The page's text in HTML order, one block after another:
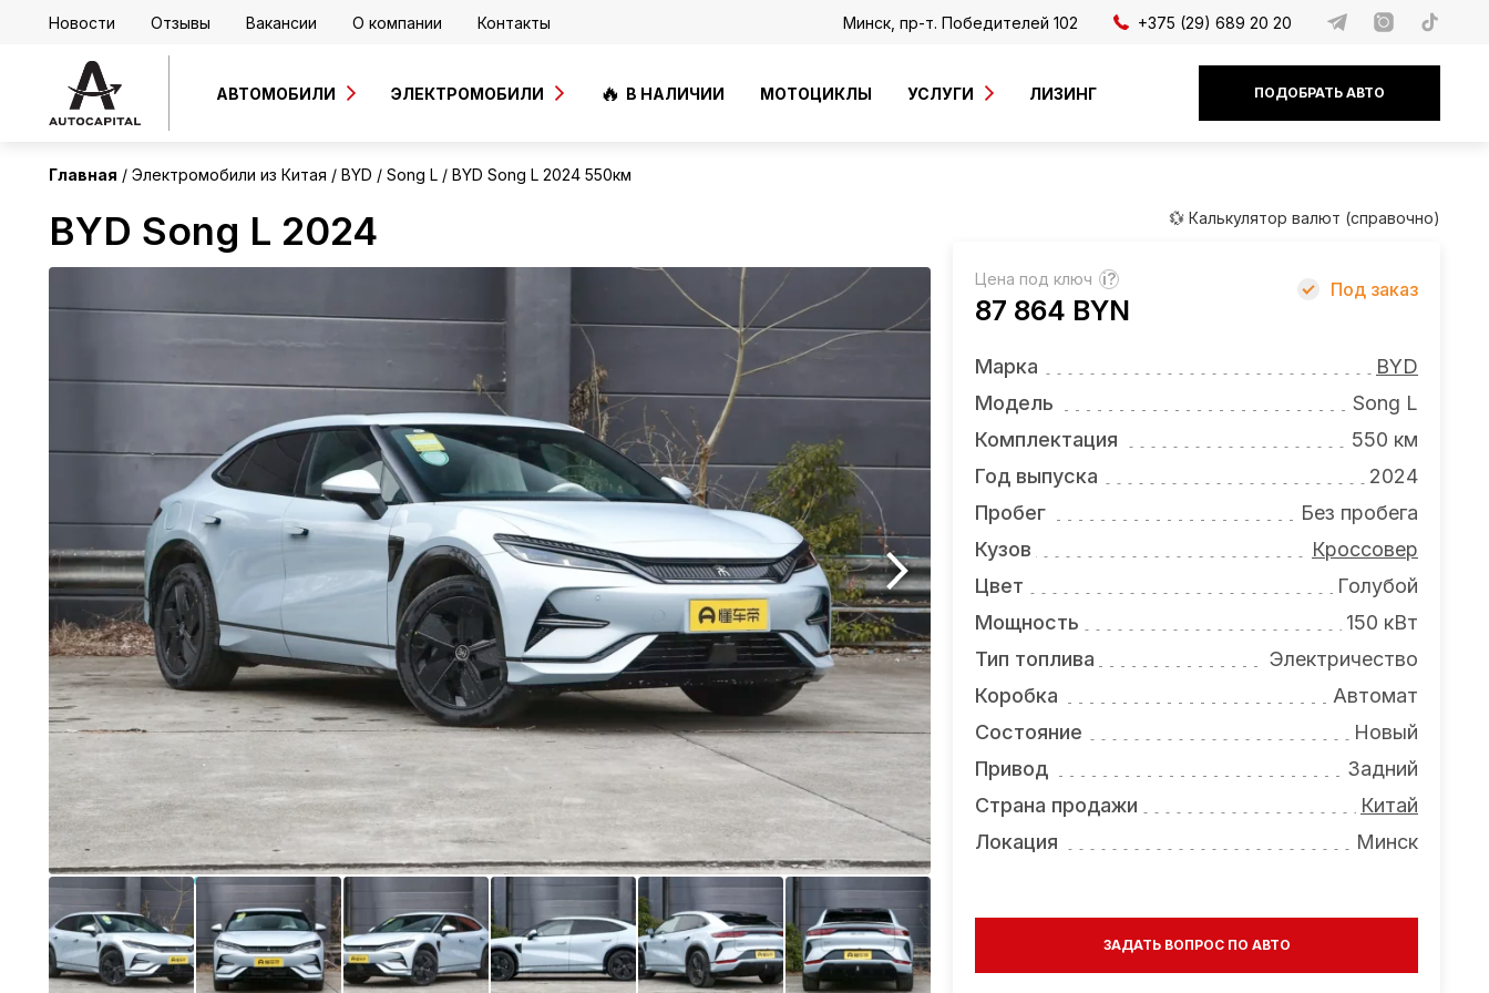
Новости Отзывы Вакансии О компании Контакты Минск, пр-т. Победителей 102 +375 (29) 689 20 20
АВТОМОБИЛИ ЭЛЕКТРОМОБИЛИ В НАЛИЧИИ МОТОЦИКЛЫ УСЛУГИ ЛИЗИНГ ПОДОБРАТЬ АВТО
Главная Электромобили из Китая BYD Song L BYD Song L 2024 550км
BYD Song L 2024
Китай
💱 Калькулятор валют (справочно)
Цена под ключ ?
87 864 BYN
Под заказ
Марка
BYD
Модель
Song L
Комплектация
550 км
Год выпуска
2024
Пробег
Без пробега
Кузов
Кроссовер
Цвет
Голубой
Мощность
150 кВт
Тип топлива
Электричество
Коробка
Автомат
Состояние
Новый
Привод
Задний
Страна продажи
Китай
Локация
Минск
ЗАДАТЬ ВОПРОС ПО АВТО